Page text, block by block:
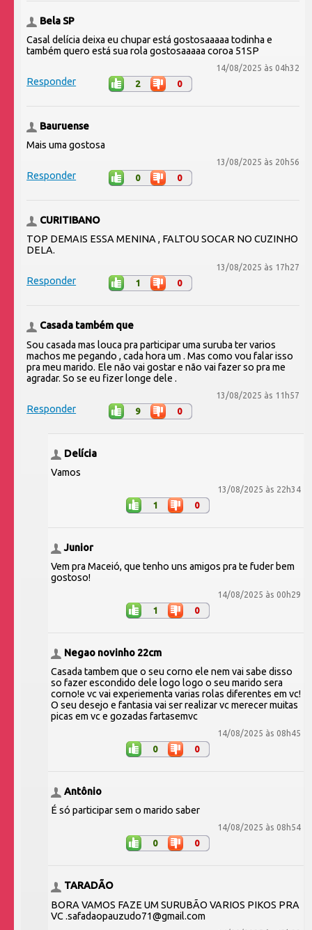
Bela SP
Casal delícia deixa eu chupar está gostosaaaaa todinha e
também quero está sua rola gostosaaaaa coroa 51SP
14/08/2025 às 04h32
Responder 2 0
Bauruense
Mais uma gostosa
13/08/2025 às 20h56
Responder 0 0
CURITIBANO
TOP DEMAIS ESSA MENINA , FALTOU SOCAR NO CUZINHO
DELA.
13/08/2025 às 17h27
Responder 1 0
Casada também que
Sou casada mas louca pra participar uma suruba ter varios
machos me pegando , cada hora um . Mas como vou falar isso
pra meu marido. Ele não vai gostar e não vai fazer so pra me
agradar. So se eu fizer longe dele .
13/08/2025 às 11h57
Responder 9 0
Delícia
Vamos
13/08/2025 às 22h34
1 0
Junior
Vem pra Maceió, que tenho uns amigos pra te fuder bem
gostoso!
14/08/2025 às 00h29
1 0
Negao novinho 22cm
Casada tambem que o seu corno ele nem vai sabe disso
so fazer escondido dele logo logo o seu marido sera
corno!e vc vai experiementa varias rolas diferentes em vc!
O seu desejo e fantasia vai ser realizar vc merecer muitas
picas em vc e gozadas fartasemvc
14/08/2025 às 08h45
0 0
Antônio
É só participar sem o marido saber
14/08/2025 às 08h54
0 0
TARADÃO
BORA VAMOS FAZE UM SURUBÃO VARIOS PIKOS PRA
VC .safadaopauzudo71@gmail.com